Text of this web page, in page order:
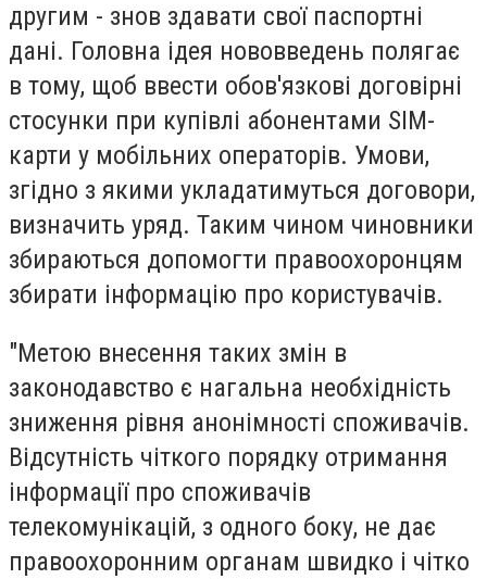
другим - знов здавати свої паспортні
дані. Головна ідея нововведень полягає
в тому, щоб ввести обов'язкові договірні
стосунки при купівлі абонентами SIM-
карти у мобільних операторів. Умови,
згідно з якими укладатимуться договори,
визначить уряд. Таким чином чиновники
збираються допомогти правоохоронцям
збирати інформацію про користувачів.
"Метою внесення таких змін в
законодавство є нагальна необхідність
зниження рівня анонімності споживачів.
Відсутність чіткого порядку отримання
інформації про споживачів
телекомунікацій, з одного боку, не дає
правоохоронним органам швидко і чітко